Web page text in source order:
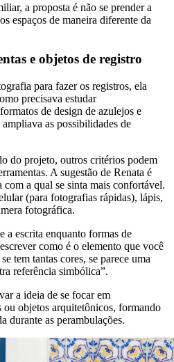
a proposta é não se prender a
espaços de maneira diferente da
e objetos de registro
para fazer os registros, ela
precisava estudar
de design de azulejos e
as possibilidades de
do projeto, outros critérios podem
A sugestão de Renata é
com a qual se sinta mais confortável.
(para fotografias rápidas), lápis,
fotográfica.
a escrita enquanto formas de
como é o elemento que você
tem tantas cores, se parece uma
referência simbólica”.
a ideia de se focar em
ou objetos arquitetônicos, formando
durante as perambulações.